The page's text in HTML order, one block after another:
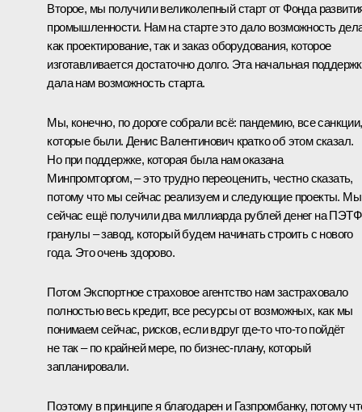
Второе, мы получили великолепный старт от Фонда
промышленности. Нам на старте это дало возможность
как проектирование, так и заказ оборудования, которое
изготавливается достаточно долго. Эта начальная
дала нам возможность старта.
Мы, конечно, по дороге собрали всё: пандемию, все санкции,
которые были. Денис Валентинович кратко об этом сказал.
Но при поддержке, которая была нам оказана
Минпромторгом, – это трудно переоценить, честно сказать,
потому что мы сейчас реализуем и следующие проекты. Мы
сейчас ещё получили два миллиарда рублей денег на
гранулы – завод, который будем начинать строить с нового
года. Это очень здорово.
Потом Экспортное страховое агентство нам застраховало
полностью весь кредит, все ресурсы от возможных, как мы
понимаем сейчас, рисков, если вдруг где-то что-то пойдёт
не так – по крайней мере, по бизнес-плану, который
запланировали.
Поэтому в принципе я благодарен и Газпромбанку, потому